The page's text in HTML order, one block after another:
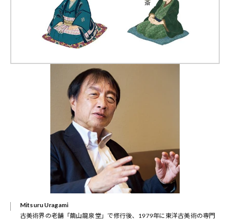
Mitsuru Uragami
古美術界の老舗「繭山龍泉堂」で修行後、1979年に東洋古美術の専門